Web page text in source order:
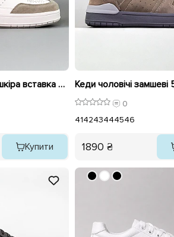
Кеди чоловічі еко шкіра вставка замш 594889 Білі
Купити
0
414243444546
1890 ₴